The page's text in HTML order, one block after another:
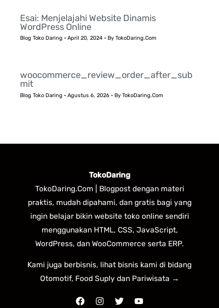
Esai: Menjelajahi Website Dinamis
WordPress Online
Blog Toko Daring •April 20, 2024 • ByTokoDaring.Com
woocommerce_review_order_after_sub
mit
Blog Toko Daring •Agustus 6, 2026 • ByTokoDaring.Com
TokoDaring
TokoDaring.Com | Blogpost dengan materi
praktis, mudah dipahami, dan gratis bagi yang
ingin belajar bikin website toko online sendiri
menggunakan HTML, CSS, JavaScript,
WordPress, dan WooCommerce serta ERP.
Kami juga berbisnis, lihat bisnis kami di bidang
Otomotif, Food Suply dan Pariwisata →